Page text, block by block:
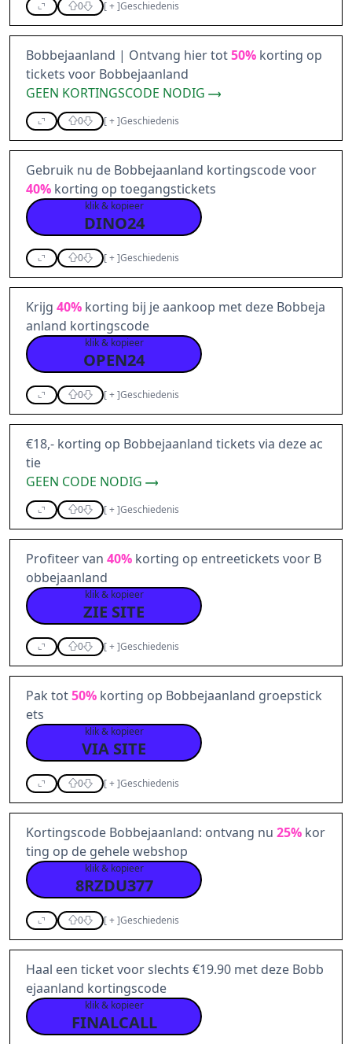
0 [+]Geschiedenis
Bobbejaanland | Ontvang hier tot50% korting op
tickets voor Bobbejaanland
GEEN KORTINGSCODE NODIG
0 [+]Geschiedenis
Gebruik nu de Bobbejaanland kortingscode voor
40% korting op toegangstickets
klik & kopieer
DINO24
0 [+]Geschiedenis
Krijg 40% korting bij je aankoop met deze Bobbeja
anland kortingscode
klik & kopieer
OPEN24
0 [+]Geschiedenis
€18,- korting op Bobbejaanland tickets via deze ac
tie
GEEN CODE NODIG
0 [+]Geschiedenis
Profiteer van 40% korting op entreetickets voor B
obbejaanland
klik & kopieer
ZIE SITE
0 [+]Geschiedenis
Pak tot50% korting op Bobbejaanland groepstick
ets
klik & kopieer
VIA SITE
0 [+]Geschiedenis
Kortingscode Bobbejaanland: ontvang nu 25% kor
ting op de gehele webshop
klik & kopieer
8RZDU377
0 [+]Geschiedenis
Haal een ticket voor slechts €19.90 met deze Bobb
ejaanland kortingscode
klik & kopieer
FINALCALL